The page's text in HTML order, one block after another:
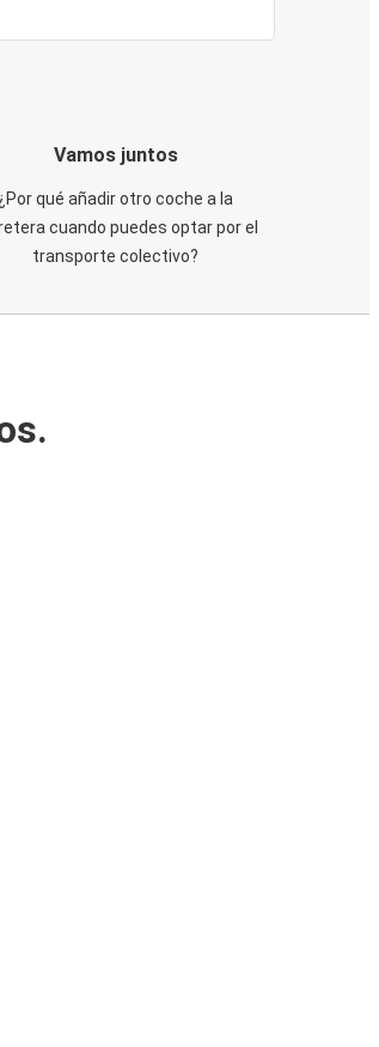
Vamos juntos
¿Por qué añadir otro coche a la
cuando puedes optar por el
transporte colectivo?